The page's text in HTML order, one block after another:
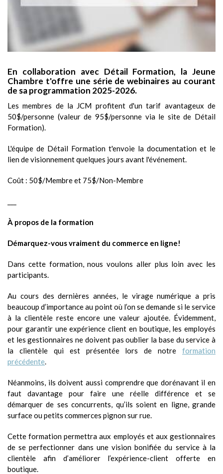
En collaboration avec Détail Formation, la Jeune
Chambre t'offre une série de webinaires au courant
de sa programmation 2025-2026.
Les membres de la JCM profitent d'un tarif avantageux de
50$/personne (valeur de 95$/personne via le site de Détail
Formation).
L'équipe de Détail Formation t'envoie la documentation et le
lien de visionnement quelques jours avant l'événement.
Coût : 50$/Membre et 75$/Non-Membre
À propos de la formation
Démarquez-vous vraiment du commerce en ligne!
Dans cette formation, nous voulons aller plus loin avec les
participants.
Au cours des dernières années, le virage numérique a pris
beaucoup d’importance au point où l’on se demande si le service
à la clientèle reste encore une valeur ajoutée. Évidemment,
pour garantir une expérience client en boutique, les employés
et les gestionnaires ne doivent pas oublier la base du service à
la clientèle qui est présentée lors de notre formation
précédente
Néanmoins, ils doivent aussi comprendre que dorénavant il en
faut davantage pour faire une réelle différence et se
démarquer de ses concurrents, qu’ils soient en ligne, grande
surface ou petits commerces pignon sur rue.
Cette formation permettra aux employés et aux gestionnaires
de se perfectionner dans une vision bonifiée du service à la
clientèle afin d’améliorer l’expérience-client offerte en
boutique.